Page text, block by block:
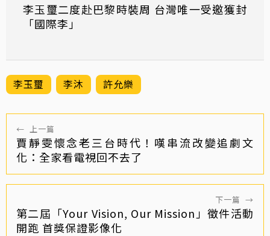
李玉璽二度赴巴黎時裝周 台灣唯一受邀獲封
「國際李」
李玉璽 李沐 許允樂
← 上一篇
賈靜雯懷念老三台時代！嘆串流改變追劇文
化：全家看電視回不去了
下一篇 →
第二屆「Your Vision, Our Mission」徵件活動
開跑 首獎保證影像化